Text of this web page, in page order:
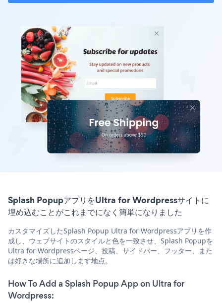
Splash PopupアプリをUltra for Wordpressサイトに
埋め込むことがこれまでになく簡単になりました
カスタマイズしたSplash Popup Ultra for Wordpressアプリを作
成し、ウェブサイトのスタイルと色を一致させ、Splash Popupを
Ultra for Wordpressページ、投稿、サイドバー、フッター、また
は好きな場所に追加します地点。
How To Add a Splash Popup App on Ultra for
Wordpress: